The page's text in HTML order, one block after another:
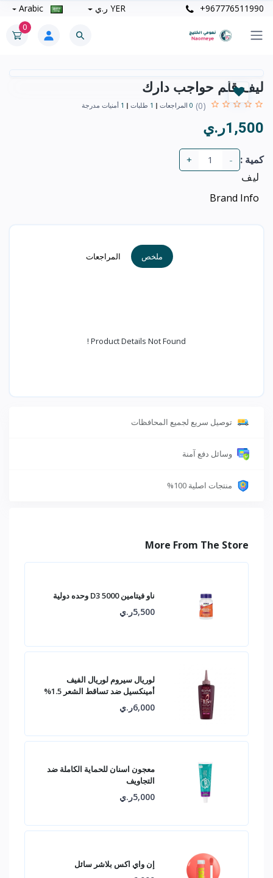
+967776511990 YER ر.ي
0
ليف قلم حواجب دارك
(0)
0 المراجعات 1 طلبات 1 أمنيات مدرجة
1,500ر.ي
كمية : -
+
ليف
Brand Info
ملخص المراجعات
Product Details Not Found !
توصيل سريع لجميع المحافظات
وسائل دفع آمنة
منتجات اصلية 100%
More From The Store
ناو فيتامين D3 5000 وحده دولية
5,500ر.ي
لوريال سيروم لوريال الفيف
أمينكسيل ضد تساقط الشعر 1.5%
6,000ر.ي
معجون اسنان للحماية الكاملة ضد
التجاويف
5,000ر.ي
إن واي اكس بلاشر سائل